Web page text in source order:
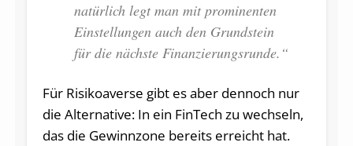
natürlich legt man mit prominenten
Einstellungen auch den Grundstein
für die nächste Finanzierungsrunde.“
Für Risikoaverse gibt es aber dennoch nur
die Alternative: In ein FinTech zu wechseln,
das die Gewinnzone bereits erreicht hat.